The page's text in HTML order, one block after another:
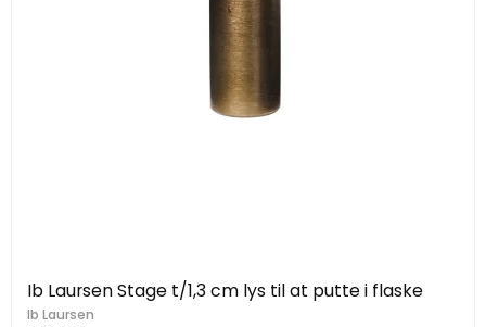
Ib Laursen Stage t/1,3 cm lys til at putte i flaske
Ib Laursen